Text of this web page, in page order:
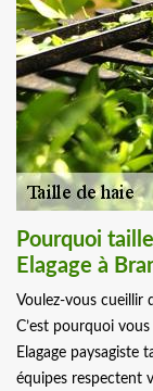
Pourquoi
Elagage à
Voulez-vous cueillir
C’est pourquoi
Elagage paysagiste
équipes respectent